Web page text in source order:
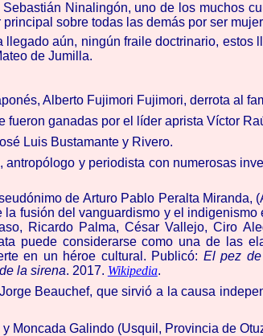
Ninalingón, uno de los muchos
sobre todas las demás por ser
aún, ningún fraile doctrinario,
de Jumilla.
Alberto Fujimori Fujimori, derrota al
ganadas por el líder aprista Víctor
Luis Bustamante y Rivero.
y periodista con numerosas
deArturo Pablo Peralta Miranda, (
la fusión delvanguardismo y el
Ricardo Palma, César Vallejo, Ciro
puede considerarse como una de las
en un héroe cultural. Publicó: El pez
la sirena. 2017. Wikipedia.
Beauchef, que sirvió a la causa
Moncada Galindo(Usquil , Provincia de